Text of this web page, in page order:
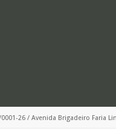
0001-26 / Avenida Brigadeiro Faria